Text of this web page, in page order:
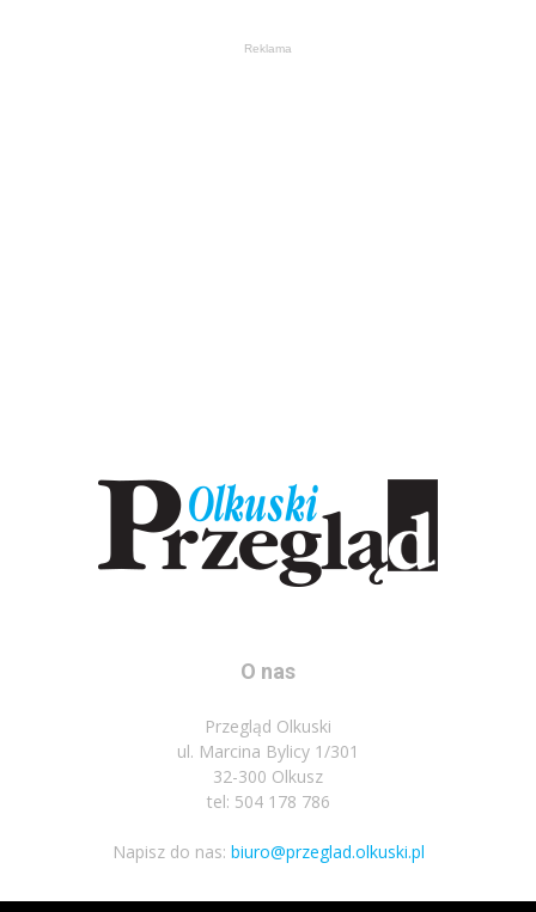
Reklama
O nas
Przegląd Olkuski
ul. Marcina Bylicy 1/301
32-300 Olkusz
tel: 504 178 786
Napisz do nas: biuro@przeglad.olkuski.pl